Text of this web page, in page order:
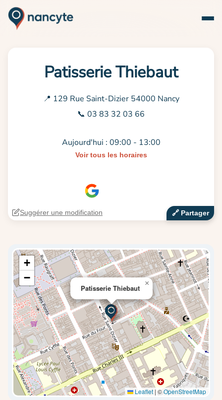
Patisserie Thiebaut
📍 129 Rue Saint-Dizier 54000 Nancy
📞 03 83 32 03 66
Aujourd'hui : 09:00 - 13:00
Voir tous les horaires
🔗‍️ Partager
Suggérer une modification
Patisserie Thiebaut
×
+
−
Leaflet | ©OpenStreetMap